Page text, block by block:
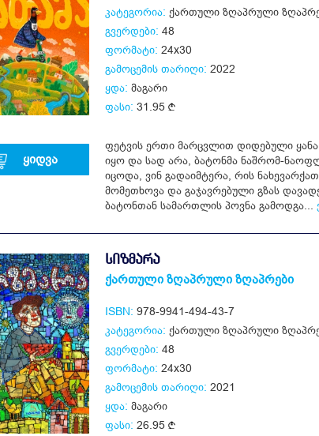
ყიდვა
კატეგორია: ქართული ზღაპრული
გვერდები: 48
ფორმატი: 24x30
გამოცემის თარიღი: 2022
ყდა: მაგარი
ფასი: 31.95
ფეტვის ერთი მარცვლით დიდებული ყანა
იყო და სად არა, ბატონმა ნაშრომ-
იცოდა, ვინ გადაიმტერა, რის
მომეთხოვა და გაჯავრებული გზას
ბატონთან სამართლის პოვნა გამოდგა...
ᲡᲘᲖᲛᲐᲠᲐ
ქართული ზღაპრული ზღაპრები
ISBN: 978-9941-494-43-7
კატეგორია: ქართული ზღაპრული
გვერდები: 48
ფორმატი: 24x30
გამოცემის თარიღი: 2021
ყდა: მაგარი
ფასი: 26.95